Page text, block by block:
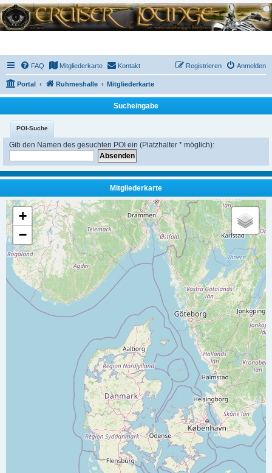
FAQ Mitgliederkarte Kontakt Anmelden
Registrieren
Portal Ruhmeshalle Mitgliederkarte
Sucheingabe
POI-Suche
Gib den Namen des gesuchten POI ein (Platzhalter * möglich):
Mitgliederkarte
+
−